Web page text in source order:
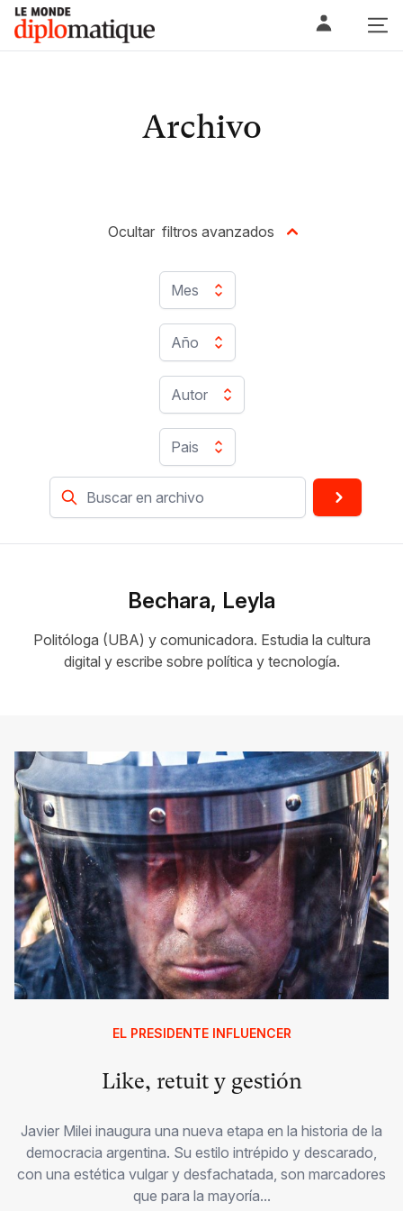
Skip
content
Le monde diplomatique
Archivo
Mes
Año
Autor
Pais
Ocultar filtros avanzados
Bechara, Leyla
Politóloga (UBA) y comunicadora. Estudia la cultura
digital y escribe sobre política y tecnología.
EL PRESIDENTE INFLUENCER
Like, retuit y gestión
Javier Milei inaugura una nueva etapa en la historia de la
democracia argentina. Su estilo intrépido y descarado,
con una estética vulgar y desfachatada, son marcadores
que para la mayoría...